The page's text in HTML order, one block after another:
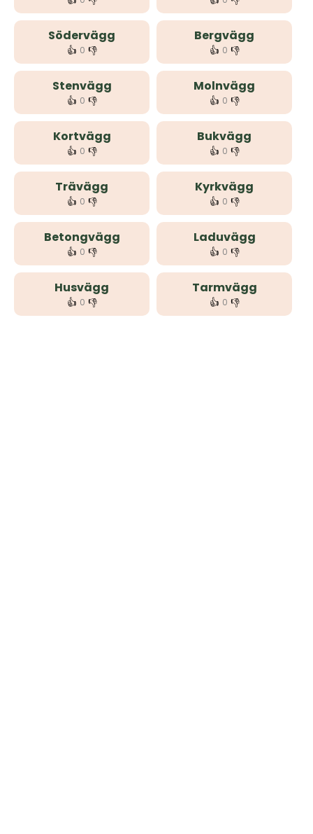
Södervägg
👍 0 👎
Bergvägg
👍 0 👎
Stenvägg
👍 0 👎
Molnvägg
👍 0 👎
Kortvägg
👍 0 👎
Bukvägg
👍 0 👎
Trävägg
👍 0 👎
Kyrkvägg
👍 0 👎
Betongvägg
👍 0 👎
Laduvägg
👍 0 👎
Husvägg
👍 0 👎
Tarmvägg
👍 0 👎